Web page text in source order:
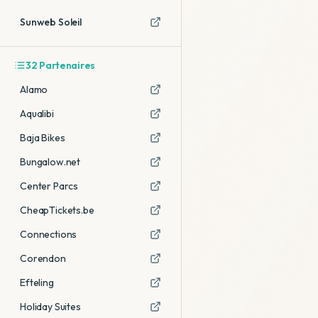
Sunweb Soleil
32 Partenaires
Alamo
Aqualibi
Baja Bikes
Bungalow.net
Center Parcs
CheapTickets.be
Connections
Corendon
Efteling
Holiday Suites